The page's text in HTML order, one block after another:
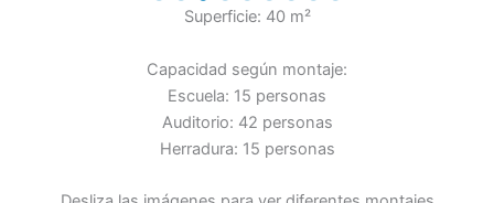
Superficie: 40 m²
Capacidad según montaje:
Escuela: 15 personas
Auditorio: 42 personas
Herradura: 15 personas